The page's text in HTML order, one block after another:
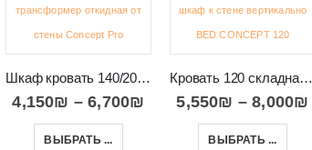
Шкаф кровать 140/200 с подъёмным механизмом Concept Pro 140
4,150₪ –6,700₪
ВЫБРАТЬ ...
Кровать 120 складная в шкаф к стене вертикально BED CONCEPT 120
5,550₪ –8,000₪
ВЫБРАТЬ ...